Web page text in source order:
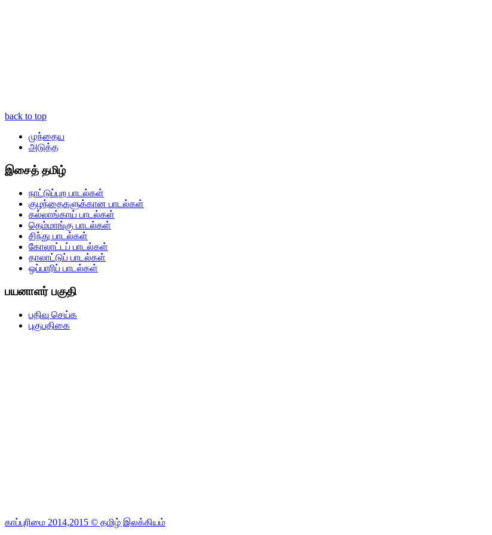
back to top
முந்தைய
அடுத்த
இசைத் தமிழ்
நாட்டுப்புற பாடல்கள்
குழந்தைகளுக்கான பாடல்கள்
கல்லாங்காய் பாடல்கள்
தெம்மாங்கு பாடல்கள்
சிந்து பாடல்கள்
கோலாட்டப் பாடல்கள்
தாலாட்டுப் பாடல்கள்
ஒப்பாரிப் பாடல்கள்
பயனாளர் பகுதி
பதிவு செய்க
புகுபதிகை
காப்புரிமை 2014,2015 © தமிழ் இலக்கியம்